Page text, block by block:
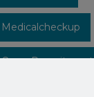
Medicalcheckup
Open Recruitment